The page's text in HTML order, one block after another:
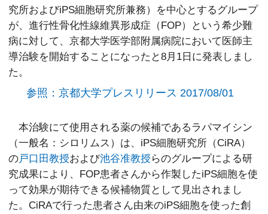
究所およびiPS細胞研究所兼務）を中心とするグループ
が、進行性骨化性線維異形成症（FOP）という希少難
病に対して、京都大学医学部附属病院において医師主
導治験を開始することになったと8月1日に発表しまし
た。
参照：京都大学プレスリリース 2017/08/01
本治験にて使用される薬の候補であるラパマイシン
（一般名：シロリムス）は、iPS細胞研究所（CiRA）
の戸口田教授および池谷准教授 らのグループによる研
究成果により、FOP患者さんから作製したiPS細胞を使
って効果が期待できる候補物質として見出されまし
た。CiRAで行った患者さん由来のiPS細胞を使った創